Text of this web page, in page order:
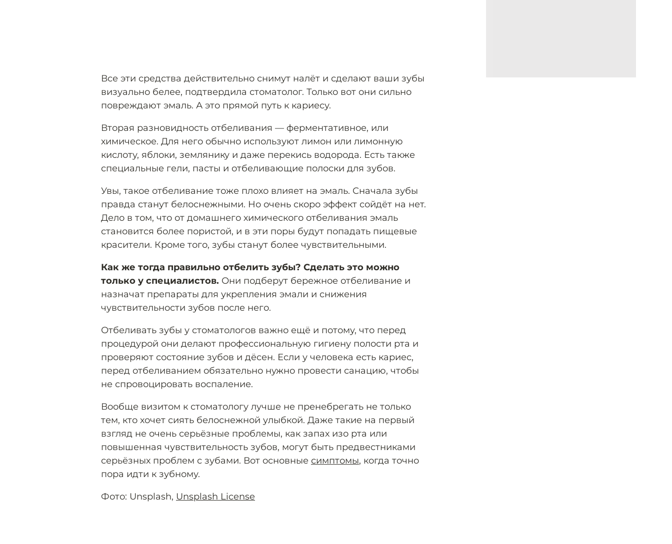
Все эти средства действительно снимут налёт и сделают ваши зубы
визуально белее, подтвердила стоматолог. Только вот они сильно
повреждают эмаль. А это прямой путь к кариесу.
Вторая разновидность отбеливания — ферментативное, или
химическое. Для него обычно используют лимон или лимонную
кислоту, яблоки, землянику и даже перекись водорода. Есть также
специальные гели, пасты и отбеливающие полоски для зубов.
Увы, такое отбеливание тоже плохо влияет на эмаль. Сначала зубы
правда станут белоснежными. Но очень скоро эффект сойдёт на нет.
Дело в том, что от домашнего химического отбеливания эмаль
становится более пористой, и в эти поры будут попадать пищевые
красители. Кроме того, зубы станут более чувствительными.
Как же тогда правильно отбелить зубы? Сделать это можно
только у специалистов. Они подберут бережное отбеливание и
назначат препараты для укрепления эмали и снижения
чувствительности зубов после него.
Отбеливать зубы у стоматологов важно ещё и потому, что перед
процедурой они делают профессиональную гигиену полости рта и
проверяют состояние зубов и дёсен. Если у человека есть кариес,
перед отбеливанием обязательно нужно провести санацию, чтобы
не спровоцировать воспаление.
Вообще визитом к стоматологу лучше не пренебрегать не только
тем, кто хочет сиять белоснежной улыбкой. Даже такие на первый
взгляд не очень серьёзные проблемы, как запах изо рта или
повышенная чувствительность зубов, могут быть предвестниками
серьёзных проблем с зубами. Вот основные симптомы, когда точно
пора идти к зубному.
Фото: Unsplash, Unsplash License